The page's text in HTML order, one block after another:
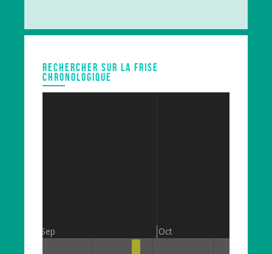
RECHERCHER SUR LA FRISE
CHRONOLOGIQUE
Sep Oct